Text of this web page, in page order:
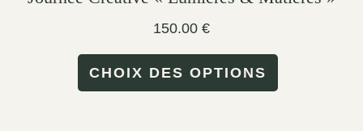
150.00 €
CHOIX DES OPTIONS